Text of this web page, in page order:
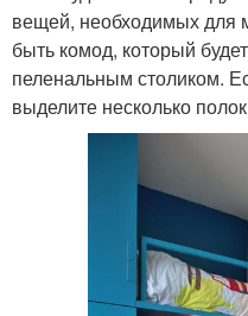
вещей, необходимых для
быть комод, который
пеленальным столиком.
выделите несколько